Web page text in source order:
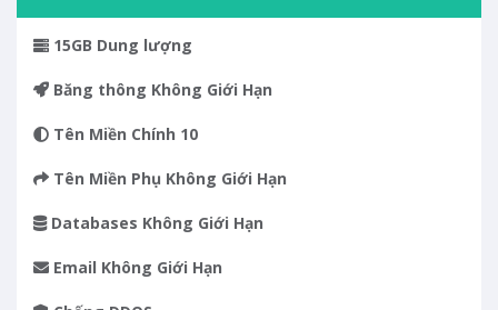
15GB Dung lượng
Băng thông Không Giới Hạn
Tên Miền Chính 10
Tên Miền Phụ Không Giới Hạn
Databases Không Giới Hạn
Email Không Giới Hạn